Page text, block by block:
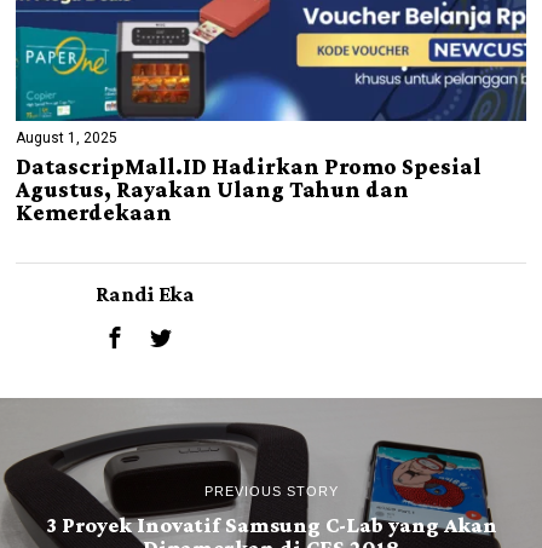
August 1, 2025
DatascripMall.ID Hadirkan Promo Spesial
Agustus, Rayakan Ulang Tahun dan
Kemerdekaan
Randi Eka
PREVIOUS STORY
3 Proyek Inovatif Samsung C-Lab yang Akan